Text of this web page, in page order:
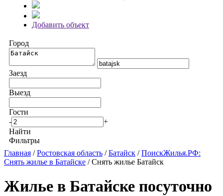
Добавить объект
Город
Заезд
Выезд
Гости
-
+
Найти
Фильтры
Главная /Ростовская область /Батайск /ПоискЖилья.РФ:
Снять жилье в Батайске / Снять жилье Батайск
Жилье в Батайске посуточно